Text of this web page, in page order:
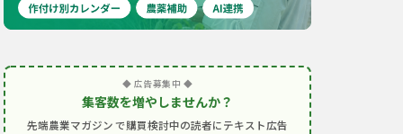
◆ 広告募集中 ◆
集客数を増やしませんか？
先端農業マガジン で購買検討中の読者にテキスト広告